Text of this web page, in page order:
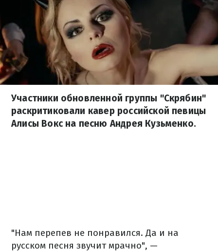
Участники обновленной группы "Скрябин"
раскритиковали кавер российской певицы
Алисы Вокс на песню Андрея Кузьменко.
"Нам перепев не понравился. Да и на
русском песня звучит мрачно", —